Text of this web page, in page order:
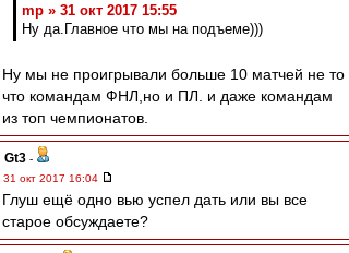
mp » 31 окт 2017 15:55
Ну да.Главное что мы на подъеме)))
Ну мы не проигрывали больше 10 матчей не то
что командам ФНЛ,но и ПЛ. и даже командам
из топ чемпионатов.
Gt3 -
31 окт 2017 16:04
Глуш ещё одно вью успел дать или вы все
старое обсуждаете?